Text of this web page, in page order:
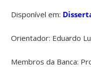
Disponível em:
Orientador: Eduardo
Membros da Banca: